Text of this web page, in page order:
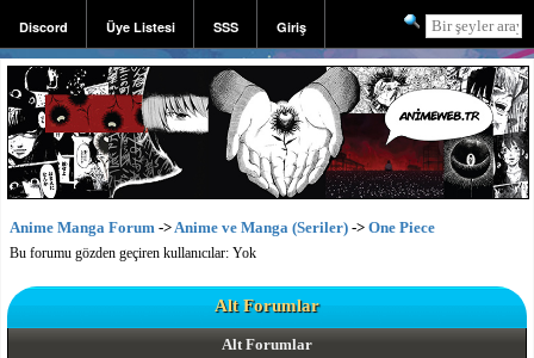
Discord Üye Listesi SSS Giriş
Kayıt
Anime Manga Forum -> Anime ve Manga (Seriler) -> One Piece
Bu forumu gözden geçiren kullanıcılar: Yok
Alt Forumlar
Alt Forumlar